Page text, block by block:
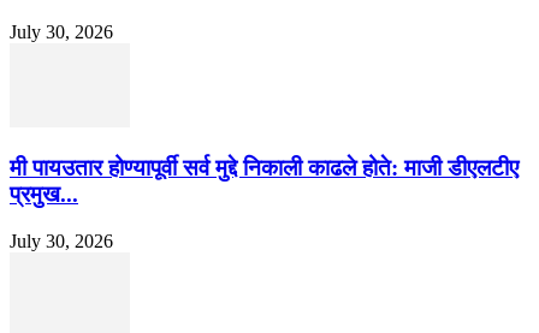
July 30, 2026
मी पायउतार होण्यापूर्वी सर्व मुद्दे निकाली काढले होते: माजी डीएलटीए
प्रमुख...
July 30, 2026